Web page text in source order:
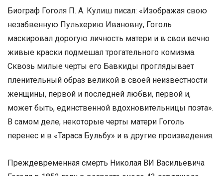
Биограф Гоголя П. А. Кулиш писал: «Изображая свою
незабвенную Пульхерию Ивановну, Гоголь
маскировал дорогую личность матери и в свои вечно
живые краски подмешал трогательного комизма.
Сквозь милые черты его Бавкиды проглядывает
пленительный образ великой в своей неизвестности
женщины, первой и последней любви, первой и,
может быть, единственной вдохновительницы поэта».
В самом деле, некоторые черты матери Гоголь
перенес и в «Тараса Бульбу» и в другие произведения.
Преждевременная смерть Николая ВИ Васильевича